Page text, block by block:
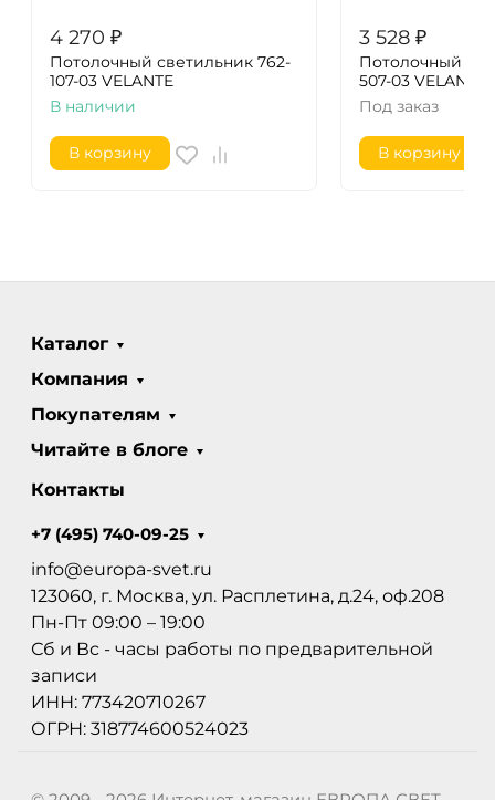
4 270 ₽
Потолочный светильник 762-
107-03 VELANTE
В наличии
В корзину
3 528 ₽
Потолочный
507-03 VELANTE
Под заказ
В корзину
Каталог
Компания
Покупателям
Читайте в блоге
Контакты
+7 (495) 740-09-25
info@europa-svet.ru
123060, г. Москва, ул. Расплетина, д.24, оф.208
Пн-Пт 09:00 – 19:00
Сб и Вс - часы работы по предварительной
записи
ИНН: 773420710267
ОГРН: 318774600524023